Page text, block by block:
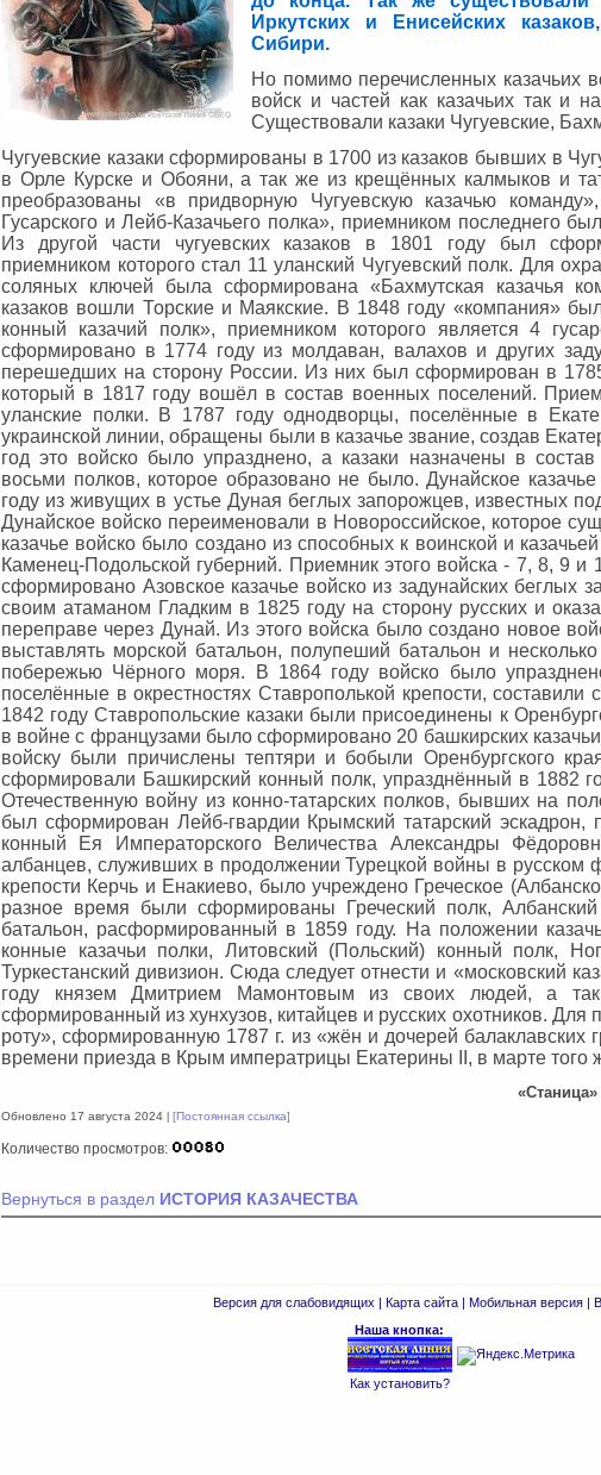
Иркутских и Енисейских
Сибири.
Но помимо перечисленных казачьих
войск и частей как казачьих так и
Существовали казаки Чугуевские,
Чугуевские казаки сформированы в 1700 из казаков бывших в
в Орле Курске и Обояни, а так же из крещённых калмыков и
преобразованы «в придворную Чугуевскую казачью
Гусарского и Лейб-Казачьего полка», приемником последнего
Из другой части чугуевских казаков в 1801 году был
приемником которого стал 11 уланский Чугуевский полк. Для
соляных ключей была сформирована «Бахмутская казачья
казаков вошли Торские и Маякские. В 1848 году «компания»
конный казачий полк», приемником которого является 4
сформировано в 1774 году из молдаван, валахов и других
перешедших на сторону России. Из них был сформирован в
который в 1817 году вошёл в состав военных поселений.
уланские полки. В 1787 году однодворцы, поселённые в
украинской линии, обращены были в казачье звание, создав
год это войско было упразднено, а казаки назначены в состав
восьми полков, которое образовано не было. Дунайское
году из живущих в устье Дуная беглых запорожцев, известных
Дунайское войско переименовали в Новороссийское, которое
казачье войско было создано из способных к воинской и
Каменец-Подольской губерний. Приемник этого войска - 7, 8, 9
сформировано Азовское казачье войско из задунайских беглых
своим атаманом Гладким в 1825 году на сторону русских и
переправе через Дунай. Из этого войска было создано новое
выставлять морской батальон, полупеший батальон и
побережью Чёрного моря. В 1864 году войско было
поселённые в окрестностях Ставрополькой крепости, составили
1842 году Ставропольские казаки были присоединены к
в войне с французами было сформировано 20 башкирских
войску были причислены тептяри и бобыли Оренбургского
сформировали Башкирский конный полк, упразднённый в 1882
Отечественную войну из конно-татарских полков, бывших на
был сформирован Лейб-гвардии Крымский татарский эскадрон,
конный Ея Императорского Величества Александры
албанцев, служивших в продолжении Турецкой войны в русском
крепости Керчь и Енакиево, было учреждено Греческое
разное время были сформированы Греческий полк, Албанский
батальон, расформированный в 1859 году. На положении
конные казачьи полки, Литовский (Польский) конный полк,
Туркестанский дивизион. Сюда следует отнести и «московский
году князем Дмитрием Мамонтовым из своих людей, а
сформированный из хунхузов, китайцев и русских охотников. Для
роту», сформированную 1787 г. из «жён и дочерей балаклавских
времени приезда в Крым императрицы Екатерины
, в марте
Обновлено 17 августа 2024 [Постоянная ссылка]
Количество просмотров:
Вернуться в раздел ИСТОРИЯ КАЗАЧЕСТВА
Версия для слабовидящих | Карта сайта | Мобильная версия |
Наша кнопка:
Как установить?